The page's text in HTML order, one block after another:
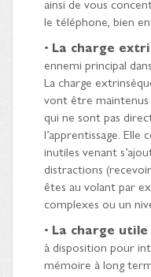
le téléphone, bien
• La charge
ennemi principal
La charge
vont être
qui ne sont pas
l’apprentissage.
inutiles venant
distractions
êtes au volant par
complexes ou un
• La charge utile
à disposition pour
mémoire à long